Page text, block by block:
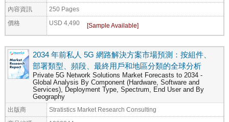
內容資訊 250 Pages
價格 USD 4,490
2034 年前私人 5G 網路解決方案市場預測：按組件、
部署類型、頻段、最終用戶和地區分類的全球分析
Private 5G Network Solutions Market Forecasts to 2034 -
Global Analysis By Component (Hardware, Software and
Services), Deployment Type, Spectrum, End User and By
Geography
出版商 Stratistics Market Research Consulting